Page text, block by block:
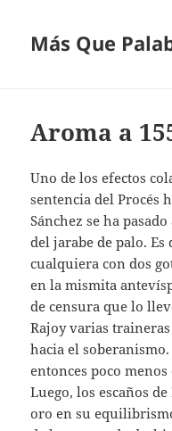
Más Que
Aroma a
Uno de los efectos
sentencia del Procés
Sánchez se ha
del jarabe de palo.
cualquiera con dos
en la mismita
de censura que lo
Rajoy varias
hacia el
entonces poco
Luego, los escaños
oro en su